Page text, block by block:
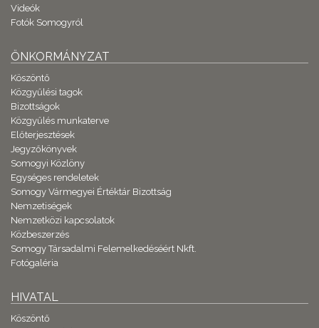
Videók
Fotók Somogyról
ÖNKORMÁNYZAT
Köszöntő
Közgyűlési tagok
Bizottságok
Közgyűlés munkaterve
Előterjesztések
Jegyzőkönyvek
Somogyi Közlöny
Egységes rendeletek
Somogy Vármegyei Értéktár Bizottság
Nemzetiségek
Nemzetközi kapcsolatok
Közbeszerzés
Somogy Társadalmi Felemelkedéséért Nkft.
Fotógaléria
HIVATAL
Köszöntő